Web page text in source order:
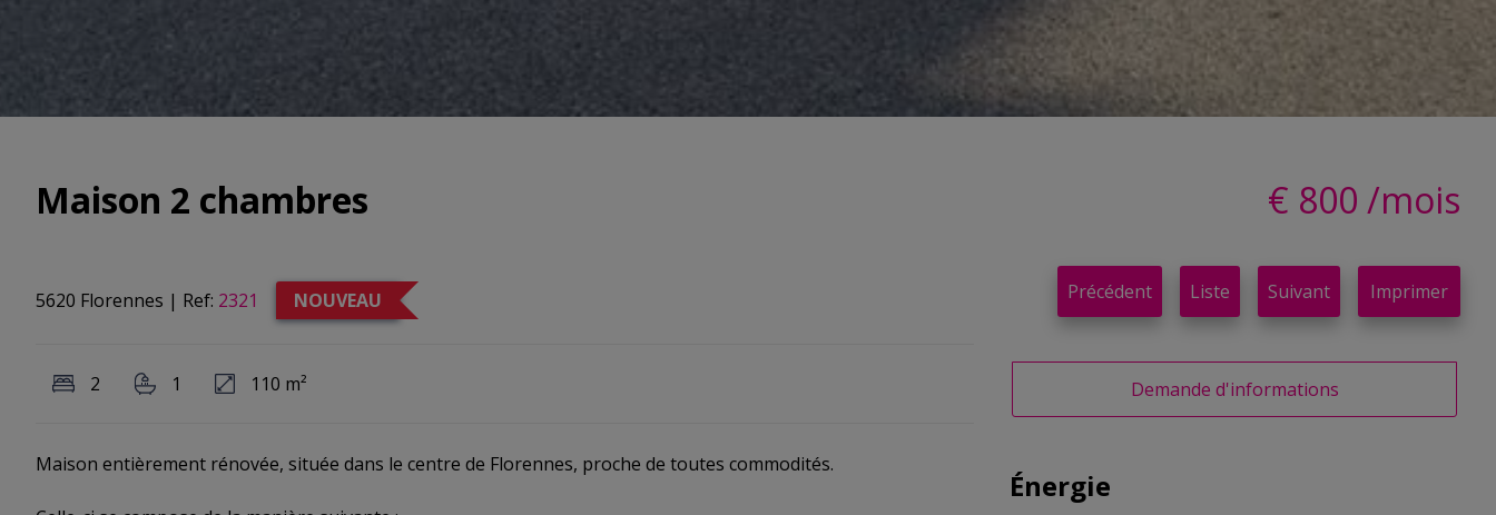
Maison 2 chambres € 800 /mois
5620 Florennes | Ref: 2321 NOUVEAU Précédent Liste Suivant Imprimer
2 1 110 m²
Maison entièrement rénovée, située dans le centre de Florennes, proche de toutes commodités.
Demande d'informations
Énergie